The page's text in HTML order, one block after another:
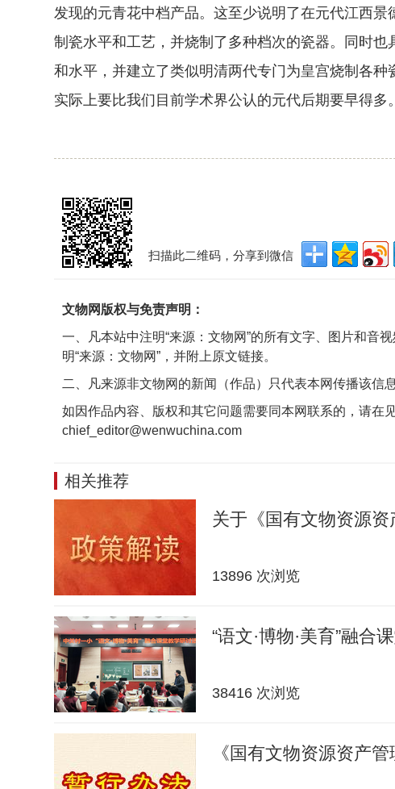
发现的元青花中档产品。这至少说明了在元代江西
制瓷水平和工艺，并烧制了多种档次的瓷器。同时
和水平，并建立了类似明清两代专门为皇宫烧制各
实际上要比我们目前学术界公认的元代后期要早得多。
扫描此二维码，分享到微信
文物网版权与免责声明：
一、凡本站中注明“来源：文物网”的所有文字、图片和音
明“来源：文物网”，并附上原文链接。
二、凡来源非文物网的新闻（作品）只代表本网传播该信
如因作品内容、版权和其它问题需要同本网联系的，请在
chief_editor@wenwuchina.com
相关推荐
关于《国有文物资源
13896 次浏览
“语文·博物·美育”融合
38416 次浏览
《国有文物资源资产管